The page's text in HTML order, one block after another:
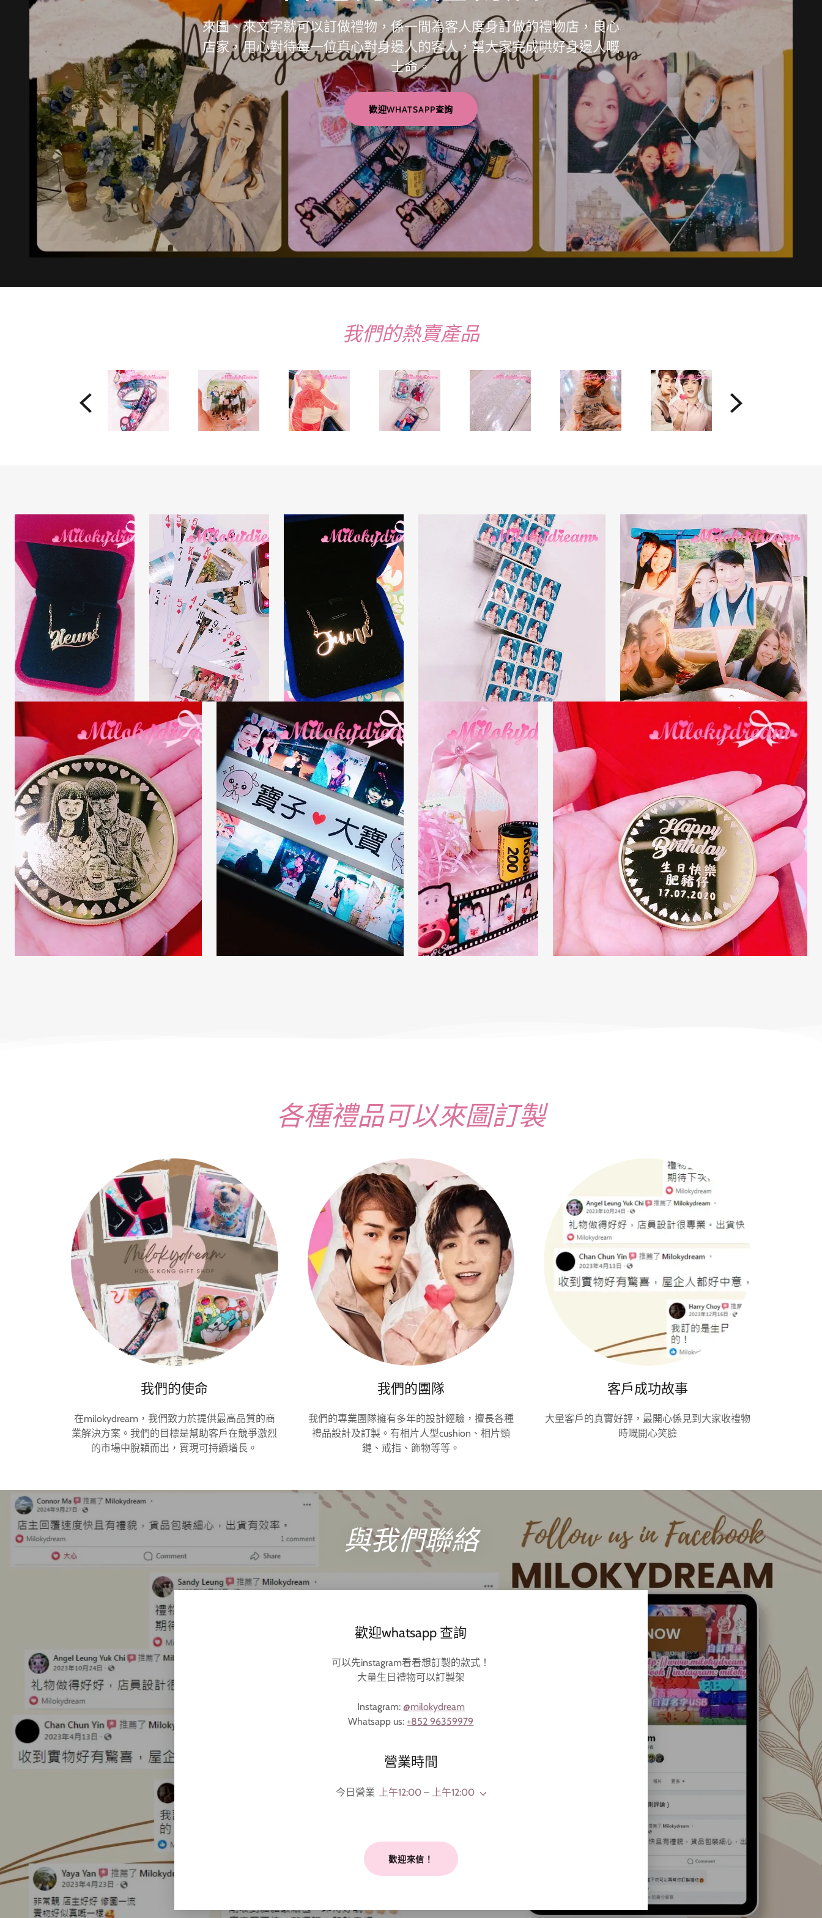
來圖、來文字就可以訂做禮物，係一間為客人度身訂做的禮物店，良心
店家，用心對待每一位真心對身邊人的客人，幫大家完成哄好身邊人嘅
士命。
歡迎WHATSAPP查詢
我們的熱賣產品
各種禮品可以來圖訂製
我們的使命
在milokydream，我們致力於提供最高品質的商
業解決方案。我們的目標是幫助客戶在競爭激烈
的市場中脫穎而出，實現可持續增長。
我們的團隊
我們的專業團隊擁有多年的設計經驗，擅長各種
禮品設計及訂製。有相片人型cushion、相片頸
鏈、戒指、飾物等等。
客戶成功故事
大量客戶的真實好評，最開心係見到大家收禮物
時嘅開心笑臉
與我們聯絡
歡迎whatsapp 查詢
可以先instagram看看想訂製的款式！
大量生日禮物可以訂製架
Instagram: @milokydream
Whatsapp us:+852 96359979
營業時間
今日營業 上午12:00 – 上午12:00
歡迎來信！
附件 (0)